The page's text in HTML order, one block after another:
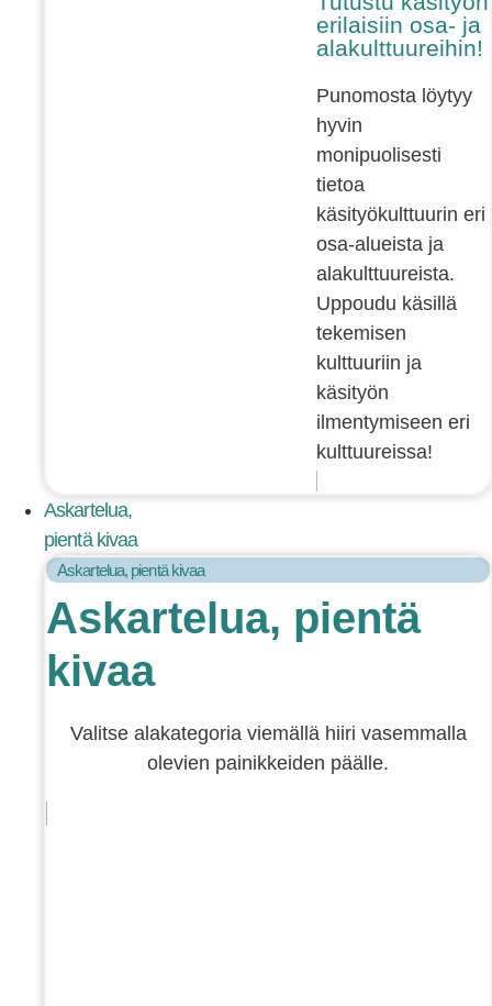
erilaisiin osa- ja
alakulttuureihin!
Punomosta löytyy
hyvin
monipuolisesti
tietoa
käsityökulttuurin eri
osa-alueista ja
alakulttuureista.
Uppoudu käsillä
tekemisen
kulttuuriin ja
käsityön
ilmentymiseen eri
kulttuureissa!
Askartelua,
pientä kivaa
Askartelua, pientä kivaa
Askartelua, pientä
kivaa
Valitse alakategoria viemällä hiiri vasemmalla
olevien painikkeiden päälle.